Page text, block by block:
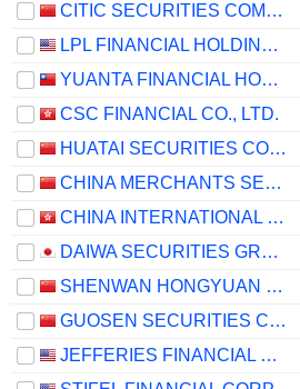
CITIC SECURITIES COMPANY LIMITED
LPL FINANCIAL HOLDINGS INC.
YUANTA FINANCIAL HOLDING CO., LTD.
CSC FINANCIAL CO., LTD.
HUATAI SECURITIES CO., LTD.
CHINA MERCHANTS SECURITIES CO., LTD.
CHINA INTERNATIONAL CAPITAL CORPORATION LIMITED
DAIWA SECURITIES GROUP INC.
SHENWAN HONGYUAN GROUP CO., LTD.
GUOSEN SECURITIES CO., LTD.
JEFFERIES FINANCIAL GROUP INC.